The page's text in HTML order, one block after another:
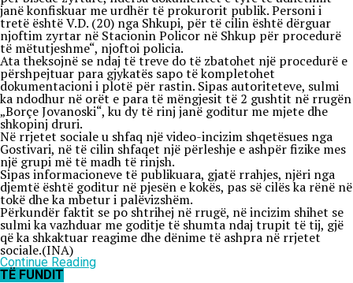
janë konfiskuar me urdhër të prokurorit publik. Personi i
tretë është V.D. (20) nga Shkupi, për të cilin është dërguar
njoftim zyrtar në Stacionin Policor në Shkup për procedurë
të mëtutjeshme“, njoftoi policia.
Ata theksojnë se ndaj të treve do të zbatohet një procedurë e
përshpejtuar para gjykatës sapo të kompletohet
dokumentacioni i plotë për rastin. Sipas autoriteteve, sulmi
ka ndodhur në orët e para të mëngjesit të 2 gushtit në rrugën
„Borçe Jovanoski“, ku dy të rinj janë goditur me mjete dhe
shkopinj druri.
Në rrjetet sociale u shfaq një video-incizim shqetësues nga
Gostivari, në të cilin shfaqet një përleshje e ashpër fizike mes
një grupi më të madh të rinjsh.
Sipas informacioneve të publikuara, gjatë rrahjes, njëri nga
djemtë është goditur në pjesën e kokës, pas së cilës ka rënë në
tokë dhe ka mbetur i palëvizshëm.
Përkundër faktit se po shtrihej në rrugë, në incizim shihet se
sulmi ka vazhduar me goditje të shumta ndaj trupit të tij, gjë
që ka shkaktuar reagime dhe dënime të ashpra në rrjetet
sociale.(INA)
Continue Reading
TË FUNDIT